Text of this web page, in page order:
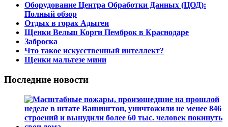
Оборудование Центра Обработки Данных (ЦОД):
Полный обзор
Отдых в горах Адыгеи
Щенки Вельш Корги Пемброк в Краснодаре
Заброска
Что такое искусственный интеллект?
Щенки мальтезе мини
Последние новости